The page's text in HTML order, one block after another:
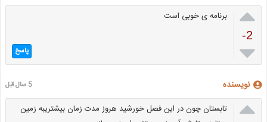

-2

برنامه ی خوبی است
پاسخ
نویسنده 5 سال قبل

تابستان چون در این فصل خورشید هروز مدت زمان بیشتریبه زمین